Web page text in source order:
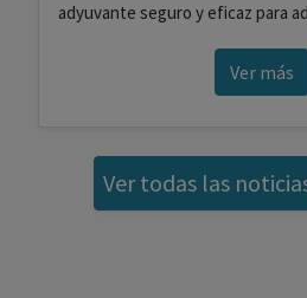
adyuvante seguro y eficaz para
Ver más
Ver todas las